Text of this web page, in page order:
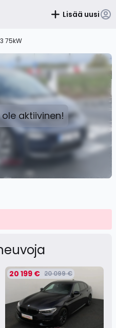
Lisää uusi
75kW
aktiivinen!
20 199 € 20 099 €